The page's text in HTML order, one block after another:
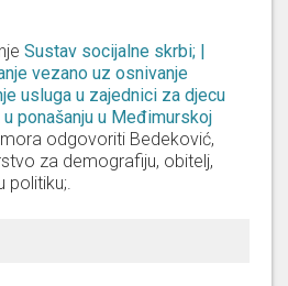
Sustav socijalne skrbi; |
vezano uz osnivanje
usluga u zajednici za djecu
ponašanju u Međimurskoj
odgovoriti Bedeković,
za demografiju, obitelj,
politiku;.